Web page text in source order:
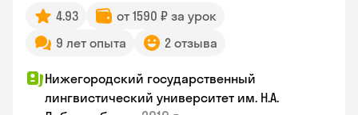
4.93
от 1590 ₽ за урок
9 лет опыта
2 отзыва
Нижегородский государственный
лингвистический университет им. Н.А.